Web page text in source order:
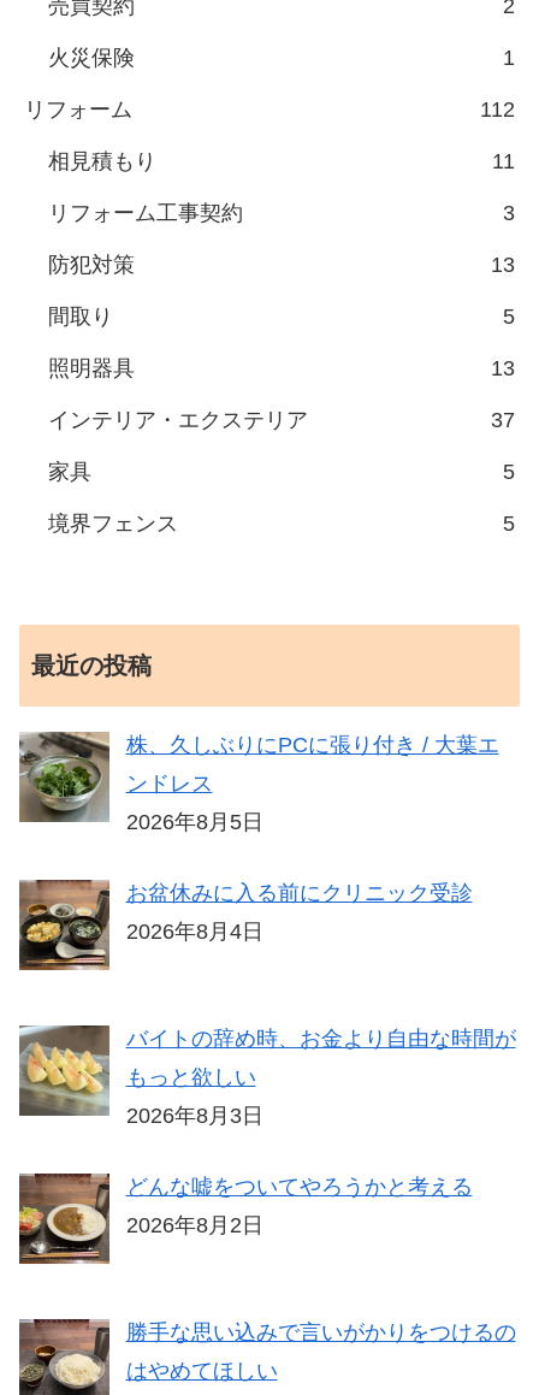
売買契約 2
火災保険 1
リフォーム 112
相見積もり 11
リフォーム工事契約 3
防犯対策 13
間取り 5
照明器具 13
インテリア・エクステリア 37
家具 5
境界フェンス 5
最近の投稿
株、久しぶりにPCに張り付き / 大葉エ
ンドレス
2026年8月5日
お盆休みに入る前にクリニック受診
2026年8月4日
バイトの辞め時、お金より自由な時間が
もっと欲しい
2026年8月3日
どんな嘘をついてやろうかと考える
2026年8月2日
勝手な思い込みで言いがかりをつけるの
はやめてほしい